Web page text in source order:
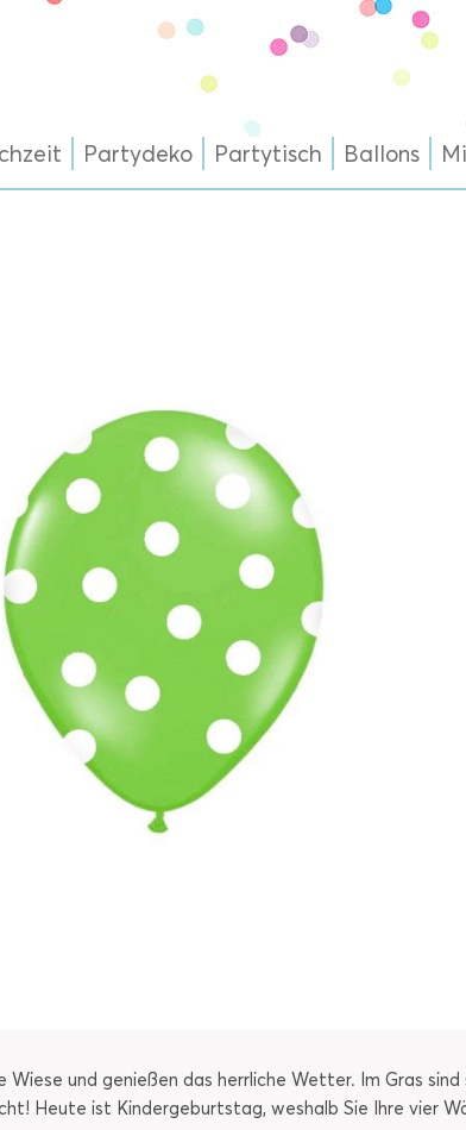
Partydeko Partytisch Ballons
Wiese und genießen das herrliche Wetter. Im Gras
Heute ist Kindergeburtstag, weshalb Sie Ihre vier